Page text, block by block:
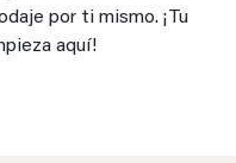
por ti mismo. ¡Tu
aquí!